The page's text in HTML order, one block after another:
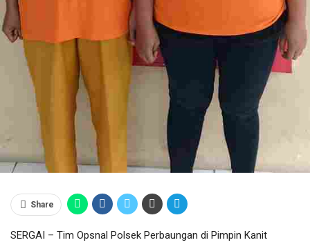
Share
SERGAI – Tim Opsnal Polsek Perbaungan di Pimpin Kanit